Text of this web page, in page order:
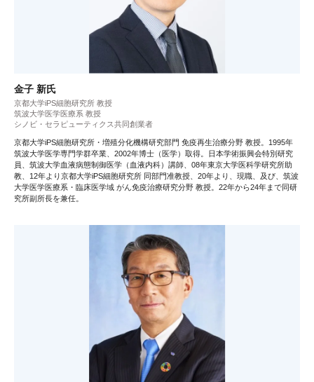
金子 新氏
京都大学iPS細胞研究所 教授
筑波大学医学医療系 教授
シノビ・セラピューティクス共同創業者
京都大学iPS細胞研究所・増殖分化機構研究部門 免疫再生治療分野 教授。1995年
筑波大学医学専門学群卒業、2002年博士（医学）取得。日本学術振興会特別研究
員、筑波大学血液病態制御医学（血液内科）講師、08年東京大学医科学研究所助
教、12年より京都大学iPS細胞研究所 同部門准教授、20年より、現職、及び、筑波
大学医学医療系・臨床医学域 がん免疫治療研究分野 教授。22年から24年まで同研
究所副所長を兼任。